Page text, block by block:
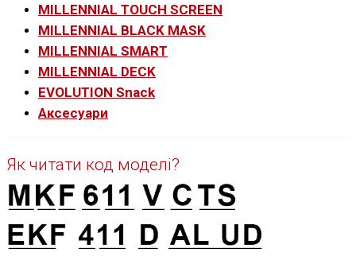
MILLENNIAL TOUCH SCREEN
MILLENNIAL BLACK MASK
MILLENNIAL SMART
MILLENNIAL DECK
EVOLUTION Snack
Аксесуари
Як читати код моделі?